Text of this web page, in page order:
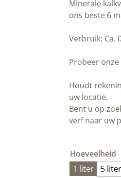
Minerale
ons beste 6
Verbruik: Ca.
Probeer
Houdt
uw locatie.
Bent u op
verf naar uw
Hoeveelheid
1 liter
5 liter